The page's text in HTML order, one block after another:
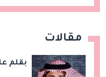
مقالات
بقلم